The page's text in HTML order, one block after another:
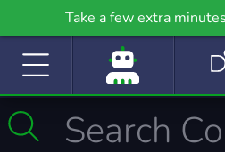
Take a few extra
community even further